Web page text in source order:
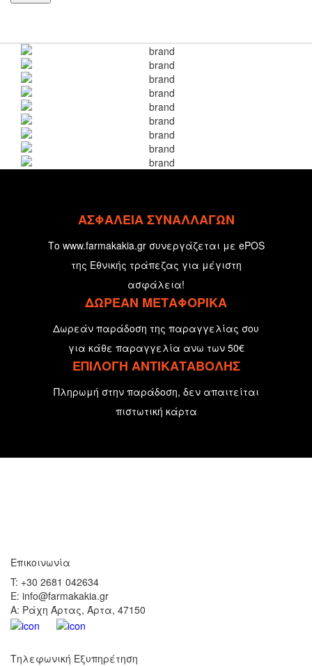
ΑΣΦΑΛΕΙΑ ΣΥΝΑΛΛΑΓΩΝ
Το www.farmakakia.gr συνεργάζεται με ePOS
της Εθνικής τράπεζας για μέγιστη
ασφάλεια!
ΔΩΡΕΑΝ ΜΕΤΑΦΟΡΙΚΑ
Δωρεάν παράδοση της παραγγελίας σου
για κάθε παραγγελία ανω των 50€
ΕΠΙΛΟΓΗ ΑΝΤΙΚΑΤΑΒΟΛΗΣ
Πληρωμή στην παράδοση, δεν απαιτείται
πιστωτική κάρτα
Επικοινωνία
T: +30 2681 042634
E: info@farmakakia.gr
Α: Ράχη Άρτας, Άρτα, 47150
Τηλεφωνική Εξυπηρέτηση